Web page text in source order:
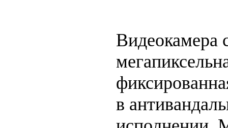
Видеокамера
в